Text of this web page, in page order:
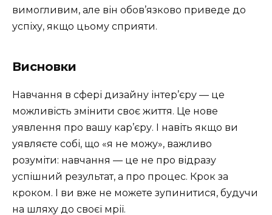
вимогливим, але він обов’язково приведе до
успіху, якщо цьому сприяти.
Висновки
Навчання в сфері дизайну інтер’єру — це
можливість змінити своє життя. Це нове
уявлення про вашу кар’єру. І навіть якщо ви
уявляєте собі, що «я не можу», важливо
розуміти: навчання — це не про відразу
успішний результат, а про процес. Крок за
кроком. І ви вже не можете зупинитися, будучи
на шляху до своєї мрії.